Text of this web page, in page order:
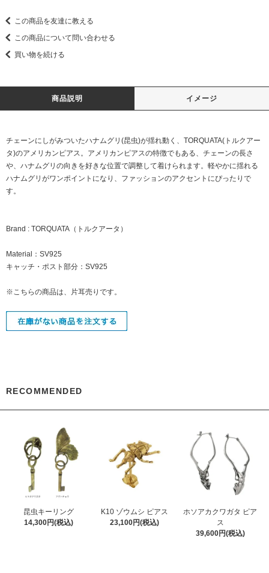
この商品を友達に教える
この商品について問い合わせる
買い物を続ける
商品説明 イメージ
チェーンにしがみついたハナムグリ(昆虫)が揺れ動く、TORQUATA(トルクアー
タ)のアメリカンピアス。アメリカンピアスの特徴でもある、チェーンの長さ
や、ハナムグリの向きを好きな位置で調整して着けられます。軽やかに揺れる
ハナムグリがワンポイントになり、ファッションのアクセントにぴったりで
す。
Brand : TORQUATA（トルクアータ）
Material：SV925
キャッチ・ポスト部分：SV925
※こちらの商品は、片耳売りです。
RECOMMENDED
昆虫キーリング
14,300円(税込)
K10 ゾウムシ ピアス
23,100円(税込)
ホソアカクワガタ ピア
ス
39,600円(税込)